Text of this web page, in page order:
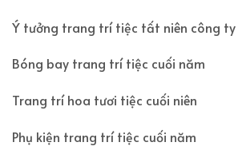
Ý tưởng trang trí tiệc tất niên công ty
Bóng bay trang trí tiệc cuối năm
Trang trí hoa tươi tiệc cuối niên
Phụ kiện trang trí tiệc cuối năm